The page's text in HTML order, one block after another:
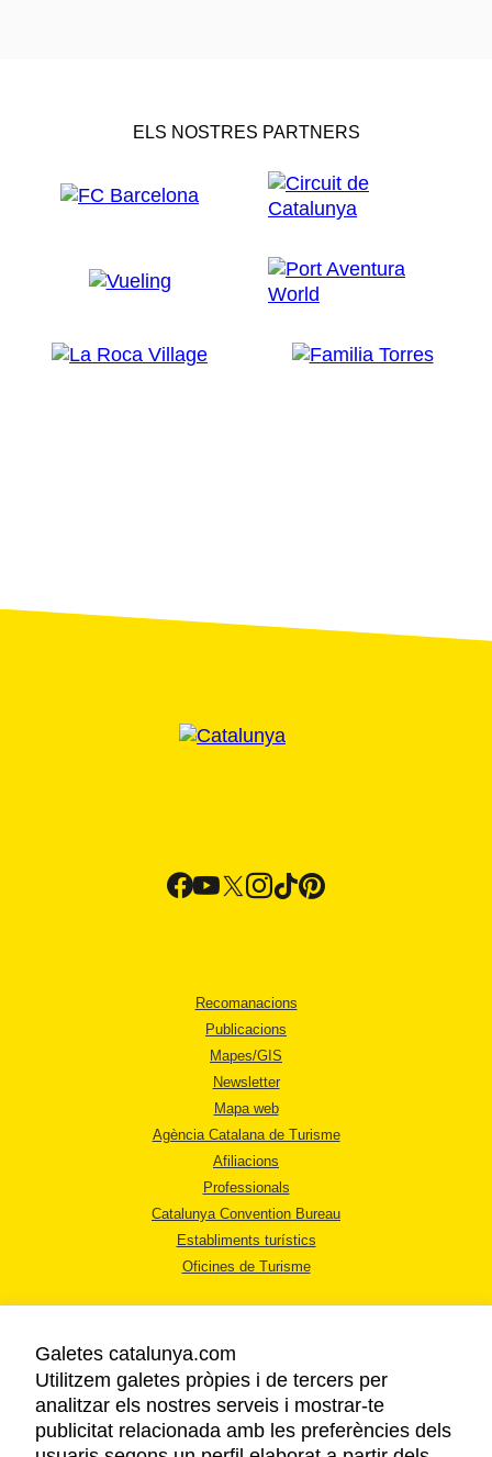
ELS NOSTRES PARTNERS
Recomanacions
Publicacions
Mapes/GIS
Newsletter
Mapa web
Agència Catalana de Turisme
Afiliacions
Professionals
Catalunya Convention Bureau
Establiments turístics
Oficines de Turisme
AVÍS LEGAL
POLÍTICA DE PRIVACITAT
Galetes catalunya.com
Utilitzem galetes pròpies i de tercers per
analitzar els nostres serveis i mostrar-te
publicitat relacionada amb les preferències dels